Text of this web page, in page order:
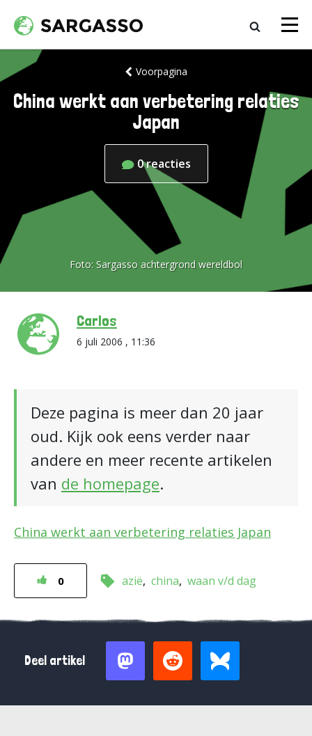
Voorpagina
China werkt aan verbetering relaties
Japan
0reacties
Foto: Sargasso achtergrond wereldbol
Carlos
6 juli 2006 , 11:36
Deze pagina is meer dan 20 jaar
oud. Kijk ook eens verder naar
andere en meer recente artikelen
van de homepage.
China werkt aan verbetering relaties Japan
0 azië china waan v/d dag
Deel artikel